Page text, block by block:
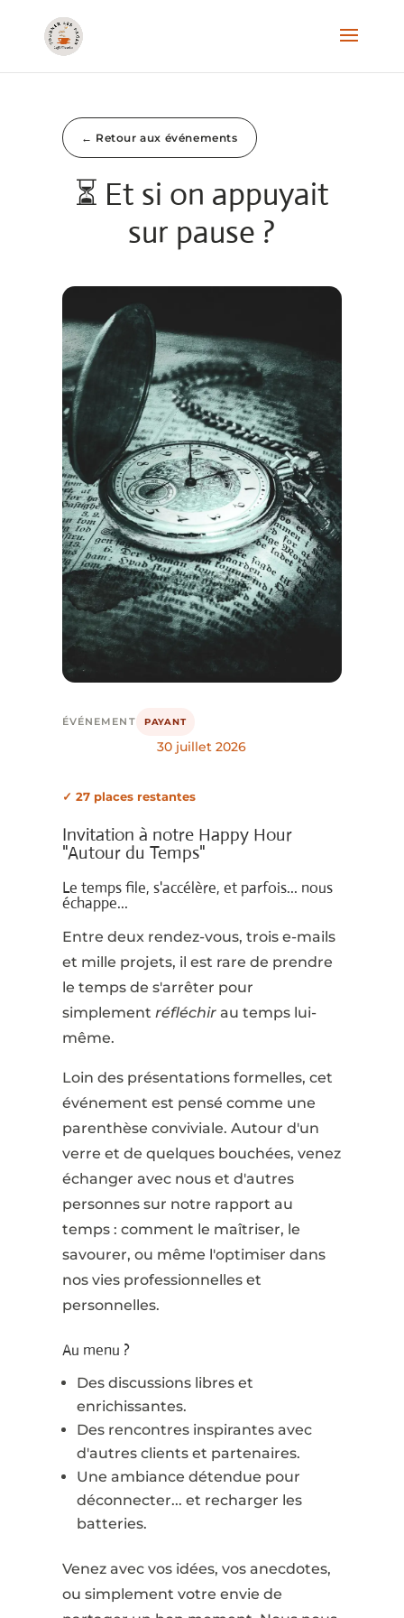
← Retour aux événements
⏳ Et si on appuyait
sur pause ?
ÉVÉNEMENT PAYANT
30 juillet 2026
✓ 27 places restantes
Invitation à notre Happy Hour
"Autour du Temps"
Le temps file, s'accélère, et parfois... nous
échappe...
Entre deux rendez-vous, trois e-mails
et mille projets, il est rare de prendre
le temps de s'arrêter pour
simplement réfléchirau temps lui-
même.
Loin des présentations formelles, cet
événement est pensé comme une
parenthèse conviviale. Autour d'un
verre et de quelques bouchées, venez
échanger avec nous et d'autres
personnes sur notre rapport au
temps : comment le maîtriser, le
savourer, ou même l'optimiser dans
nos vies professionnelles et
personnelles.
Au menu ?
Des discussions libres et
enrichissantes.
Des rencontres inspirantes avec
d'autres clients et partenaires.
Une ambiance détendue pour
déconnecter... et recharger les
batteries.
Venez avec vos idées, vos anecdotes,
ou simplement votre envie de